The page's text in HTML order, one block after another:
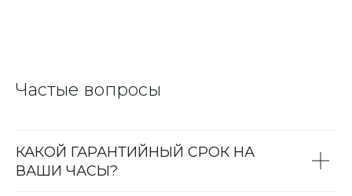
Частые вопросы
КАКОЙ ГАРАНТИЙНЫЙ СРОК НА
ВАШИ ЧАСЫ?